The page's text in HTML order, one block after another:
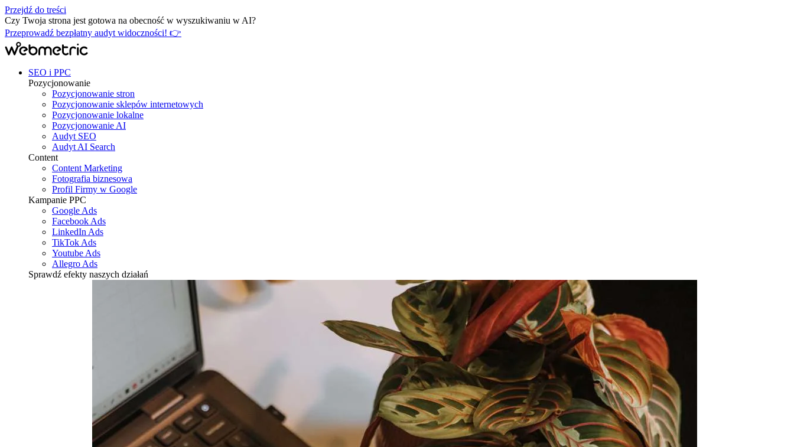
Przejdź do treści
Czy Twoja strona jest gotowa na obecność w wyszukiwaniu w AI?
Przeprowadź bezpłatny audyt widoczności! 👉
SEO i PPC
Pozycjonowanie
Pozycjonowanie stron
Pozycjonowanie sklepów internetowych
Pozycjonowanie lokalne
Pozycjonowanie AI
Audyt SEO
Audyt AI Search
Content
Content Marketing
Fotografia biznesowa
Profil Firmy w Google
Kampanie PPC
Google Ads
Facebook Ads
LinkedIn Ads
TikTok Ads
Youtube Ads
Allegro Ads
Sprawdź efekty naszych działań